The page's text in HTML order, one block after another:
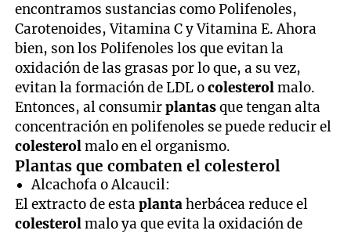
encontramos sustancias como Polifenoles,
Carotenoides, Vitamina C y Vitamina E. Ahora
bien, son los Polifenoles los que evitan la
oxidación de las grasas por lo que, a su vez,
evitan la formación de LDL ocolesterolmalo.
Entonces, al consumirplantasque tengan alta
concentración en polifenoles se puede reducir el
colesterolmalo en el organismo.
Plantas que combaten el colesterol
Alcachofa o Alcaucil:
El extracto de estaplantaherbácea reduce el
colesterolmalo ya que evita la oxidación de